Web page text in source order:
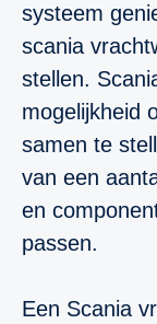
systeem
scania
stellen.
mogelijkheid
samen te
van een
en
passen.
Een Scania